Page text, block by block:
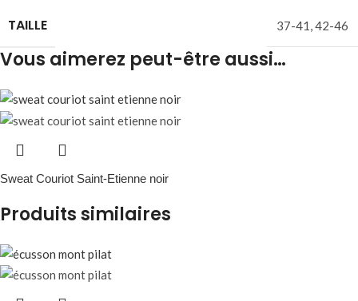
TAILLE 37-41,42-46
Vous aimerez peut-être aussi…
Sweat Couriot Saint-Etienne noir
Produits similaires